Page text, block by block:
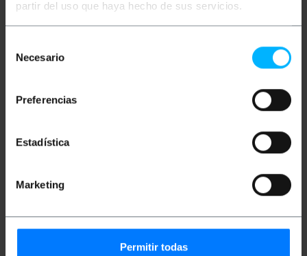
partir del uso que haya hecho de sus servicios.
Necesario
Preferencias
Estadística
Marketing
Permitir todas
Specifiche
adattatori wireless 802.11
Adattatore con connettore maschio CRC9 su
un'estremità e femmina rSMA sull'altra
Peso lordo: 10 g
Numero di pacchi: 1